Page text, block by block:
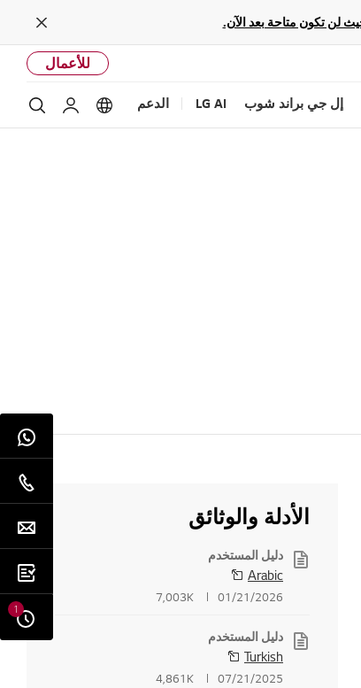
Close
للأعمال
إل جي براند شوب LG AI الدعم optionsحساب
الأدلة والوثائق
دليل المستخدم
Arabic
01/21/2026
7,003K
دليل المستخدم
Turkish
07/21/2025
4,861K
1